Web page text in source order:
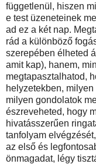
függetlenül, hiszen
e test üzeneteinek
ad ez a két nap.
rád a különböző
szerepében élheted
amit kap), hanem,
megtapasztalhatod,
helyzetekben,
milyen gondolatok
észreveheted, hogy
hivatásszerűen
tanfolyam
az első és
önmagadat, légy